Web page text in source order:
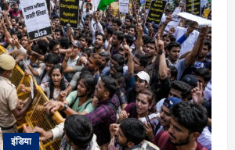
इंडिया